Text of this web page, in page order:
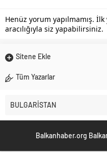
Henüz yorum yapılmamış.
aracılığıyla siz yapabilirsiniz.
Sitene Ekle
Tüm Yazarlar
BULGARİSTAN
Balkanhaber.org